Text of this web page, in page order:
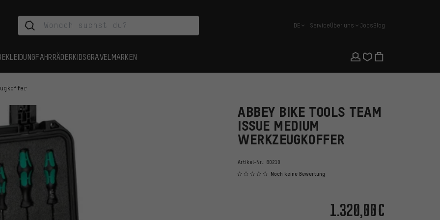
Deutsch
DE ServiceÜber uns JobsBlog
FAHRRÄDERKIDSGRAVEL MARKEN
ABBEY BIKE TOOLS TEAM
ISSUE MEDIUM
WERKZEUGKOFFER
Artikel-Nr.: 80210
Noch keine Bewertung
1.320,00€